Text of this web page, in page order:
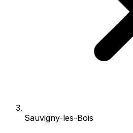
Sauvigny-les-Bois